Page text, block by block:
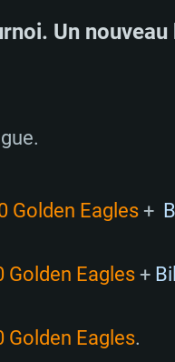
Un
Golden Eagles+
Golden Eagles+
Golden Eagles.